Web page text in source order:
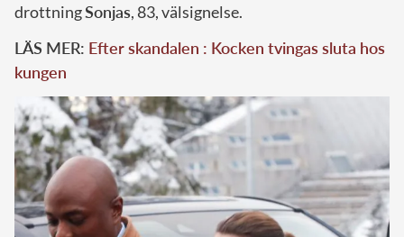
drottningSonjas, 83, välsignelse.
LÄS MER: Efter skandalen : Kocken tvingas sluta hos
kungen